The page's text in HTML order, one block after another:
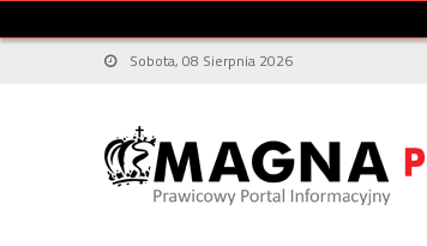
Sobota, 08 Sierpnia 2026